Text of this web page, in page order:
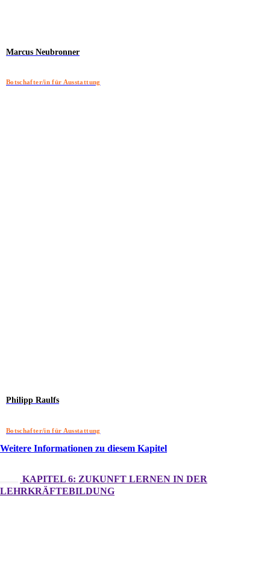
Marcus Neubronner
Botschafter/in für Ausstattung
Philipp Raulfs
Botschafter/in für Ausstattung
Weitere Informationen zu diesem Kapitel
KAPITEL 6: ZUKUNFT LERNEN IN DER
LEHRKRÄFTEBILDUNG